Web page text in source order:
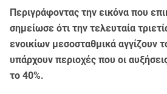
Περιγράφοντας την εικόνα που
σημείωσε ότι την τελευταία
ενοικίων μεσοσταθμικά αγγίζουν
υπάρχουν περιοχές που οι
το 40%.